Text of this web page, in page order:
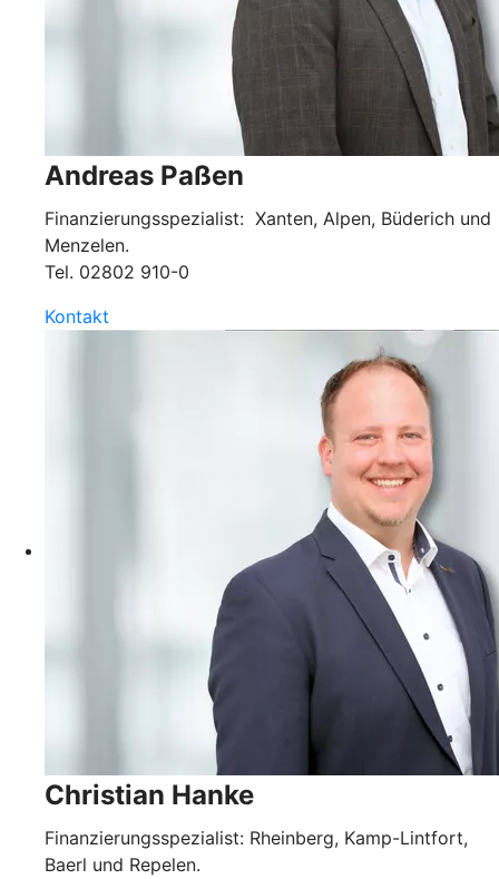
Andreas Paßen
Finanzierungsspezialist: Xanten, Alpen, Büderich und
Menzelen.
Tel. 02802 910-0
Kontakt
Christian Hanke
Finanzierungsspezialist: Rheinberg, Kamp-Lintfort,
Baerl und Repelen.